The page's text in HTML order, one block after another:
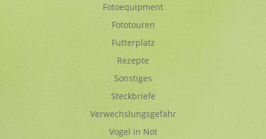
Fotoequipment
Fototouren
Futterplatz
Rezepte
Sonstiges
Steckbriefe
Verwechslungsgefahr
Vogel in Not